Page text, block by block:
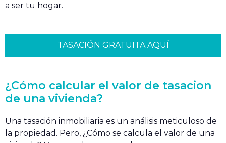
a ser tu hogar.
TASACIÓN GRATUITA AQUÍ
¿Cómo calcular el valor de tasacion
de una vivienda?
Una tasación inmobiliaria es un análisis meticuloso de
la propiedad. Pero, ¿Cómo se calcula el valor de una